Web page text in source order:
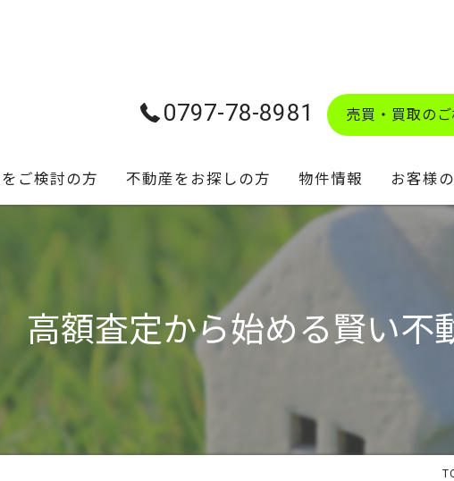
0797-78-8981 売買・買取の
ご検討の方 不動産をお探しの方 物件情報 お客様
高額査定から始める賢い不